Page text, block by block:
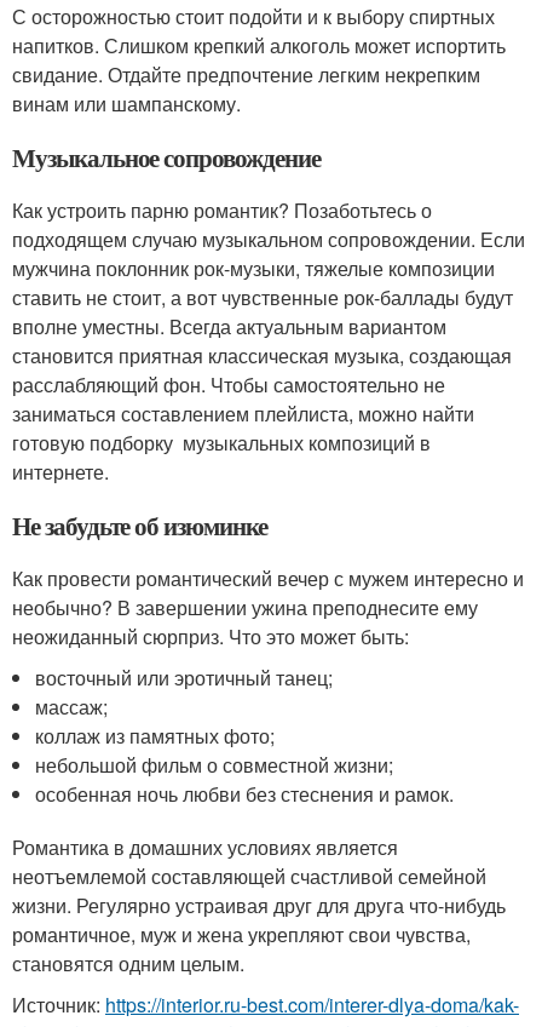
С осторожностью стоит подойти и к выбору спиртных
напитков. Слишком крепкий алкоголь может испортить
свидание. Отдайте предпочтение легким некрепким
винам или шампанскому.
Музыкальное сопровождение
Как устроить парню романтик? Позаботьтесь о
подходящем случаю музыкальном сопровождении. Если
мужчина поклонник рок-музыки, тяжелые композиции
ставить не стоит, а вот чувственные рок-баллады будут
вполне уместны. Всегда актуальным вариантом
становится приятная классическая музыка, создающая
расслабляющий фон. Чтобы самостоятельно не
заниматься составлением плейлиста, можно найти
готовую подборку музыкальных композиций в
интернете.
Не забудьте об изюминке
Как провести романтический вечер с мужем интересно и
необычно? В завершении ужина преподнесите ему
неожиданный сюрприз. Что это может быть:
восточный или эротичный танец;
массаж;
коллаж из памятных фото;
небольшой фильм о совместной жизни;
особенная ночь любви без стеснения и рамок.
Романтика в домашних условиях является
неотъемлемой составляющей счастливой семейной
жизни. Регулярно устраивая друг для друга что-нибудь
романтичное, муж и жена укрепляют свои чувства,
становятся одним целым.
Источник: https://interior.ru-best.com/interer-dlya-doma/kak-